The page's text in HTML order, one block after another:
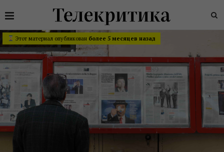
Этот материал опубликован более 5 месяцев назад